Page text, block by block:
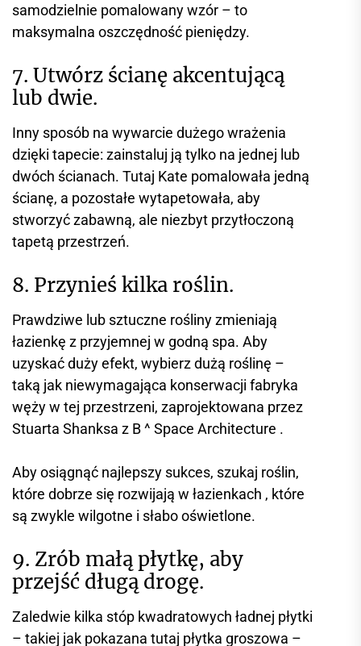
samodzielnie pomalowany wzór – to
maksymalna oszczędność pieniędzy.
7. Utwórz ścianę akcentującą
lub dwie.
Inny sposób na wywarcie dużego wrażenia
dzięki tapecie: zainstaluj ją tylko na jednej lub
dwóch ścianach. Tutaj Kate pomalowała jedną
ścianę, a pozostałe wytapetowała, aby
stworzyć zabawną, ale niezbyt przytłoczoną
tapetą przestrzeń.
8. Przynieś kilka roślin.
Prawdziwe lub sztuczne rośliny zmieniają
łazienkę z przyjemnej w godną spa. Aby
uzyskać duży efekt, wybierz dużą roślinę –
taką jak niewymagająca konserwacji fabryka
węży w tej przestrzeni, zaprojektowana przez
Stuarta Shanksa z B ^ Space Architecture .
Aby osiągnąć najlepszy sukces, szukaj roślin,
które dobrze się rozwijają w łazienkach , które
są zwykle wilgotne i słabo oświetlone.
9. Zrób małą płytkę, aby
przejść długą drogę.
Zaledwie kilka stóp kwadratowych ładnej płytki
– takiej jak pokazana tutaj płytka groszowa –